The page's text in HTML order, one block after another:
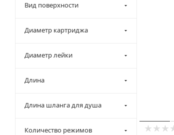
Вид поверхности
Диаметр картриджа
Диаметр лейки
Длина
Длина шланга для душа
Количество режимов